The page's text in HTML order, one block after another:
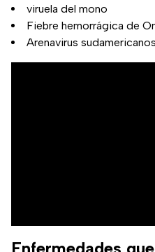
viruela del mono
Fiebre hemorrágica de
Arenavirus sudamericanos